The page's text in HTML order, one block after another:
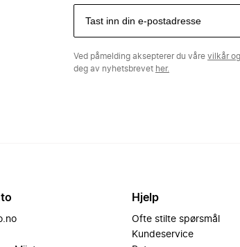
Ved påmelding aksepterer du våre vilkår
deg av nyhetsbrevet her.
Hjelp
Ofte stilte spørsmål
Kundeservice